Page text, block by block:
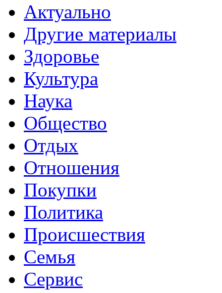
Актуально
Другие материалы
Здоровье
Культура
Наука
Общество
Отдых
Отношения
Покупки
Политика
Происшествия
Семья
Сервис